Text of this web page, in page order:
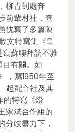
柳青到處奔
前輩村社，查
忱寫了多篇陳
文特寫集《皇
蘇聯拜訪不雅
有關。如
，寫1950年至
起配合社及其
的特寫《燈
家斌合作組的
分歧盡力下，